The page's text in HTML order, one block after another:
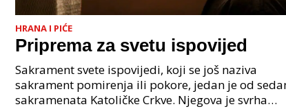
HRANA I PIĆE
Priprema za svetu ispovijed
Sakrament svete ispovijedi, koji se još naziva
sakrament pomirenja ili pokore, jedan je od
sakramenata Katoličke Crkve. Njegova je svrha